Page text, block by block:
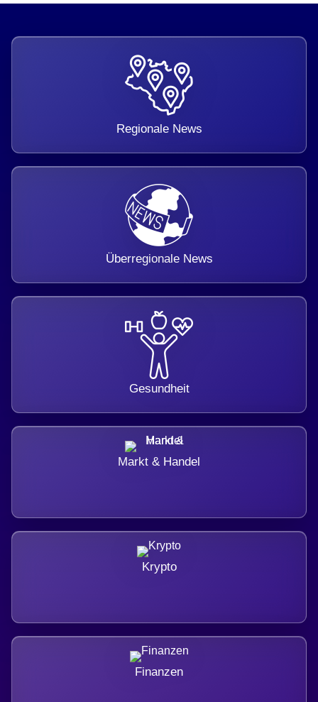
Regionale News
Überregionale News
Gesundheit
Markt & Handel
Krypto
Finanzen